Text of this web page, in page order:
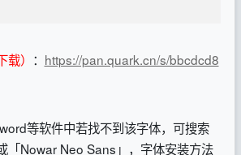
） ： https://pan.quark.cn/s/bbcdcd8
等软件中若找不到该字体，可搜索
「Nowar Neo Sans」，字体安装方法